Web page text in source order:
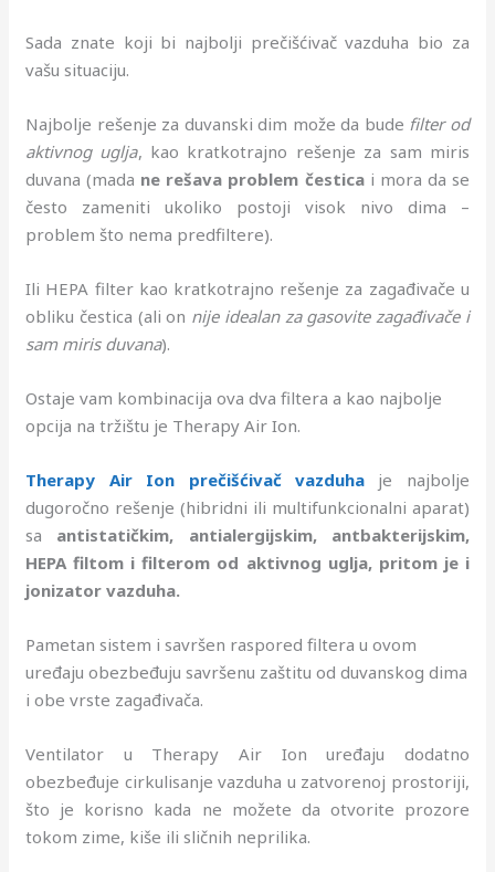
Sada znate koji bi najbolji prečišćivač vazduha bio za
vašu situaciju.
Najbolje rešenje za duvanski dim može da bude filter od
aktivnog uglja, kao kratkotrajno rešenje za sam miris
duvana (mada ne rešava problem česticai mora da se
često zameniti ukoliko postoji visok nivo dima –
problem što nema predfiltere).
Ili HEPA filter kao kratkotrajno rešenje za zagađivače u
obliku čestica (ali on nije idealan za gasovite zagađivače i
sam miris duvana).
Ostaje vam kombinacija ova dva filtera a kao najbolje
opcija na tržištu je Therapy Air Ion.
Therapy Air Ion prečišćivač vazduhaje najbolje
dugoročno rešenje (hibridni ili multifunkcionalni aparat)
sa antistatičkim, antialergijskim, antbakterijskim,
HEPA filtom i filterom od aktivnog uglja, pritom je i
jonizator vazduha.
Pametan sistem i savršen raspored filtera u ovom
uređaju obezbeđuju savršenu zaštitu od duvanskog dima
i obe vrste zagađivača.
Ventilator u Therapy Air Ion uređaju dodatno
obezbeđuje cirkulisanje vazduha u zatvorenoj prostoriji,
što je korisno kada ne možete da otvorite prozore
tokom zime, kiše ili sličnih neprilika.